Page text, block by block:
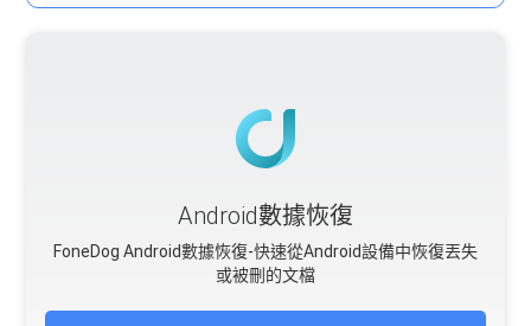
Android數據恢復
FoneDog Android數據恢復-快速從Android設備中恢復丟失
或被刪的文檔